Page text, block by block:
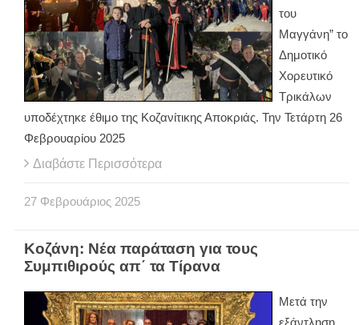
του
Μαγγάνη” το
Δημοτικό
Χορευτικό
Τρικάλων
υποδέχτηκε έθιμο της Κοζανίτικης Αποκριάς. Την Τετάρτη 26
Φεβρουαρίου 2025
Διαβάστε Περισσότερα
27 Φεβρουάριος 2025
Κοζάνη: Νέα παράταση για τους
Συμπιθιρούς απ΄ τα Τίρανα
Μετά την
εξάντληση